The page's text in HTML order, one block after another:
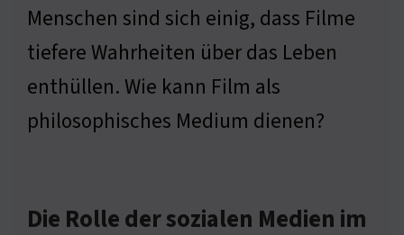
Menschen sind sich einig, dass Filme
tiefere Wahrheiten über das Leben
enthüllen. Wie kann Film als
philosophisches Medium dienen?
Die Rolle der sozialen Medien im